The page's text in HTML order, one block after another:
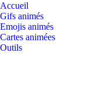
Accueil
Gifs animés
Emojis animés
Cartes animées
Outils